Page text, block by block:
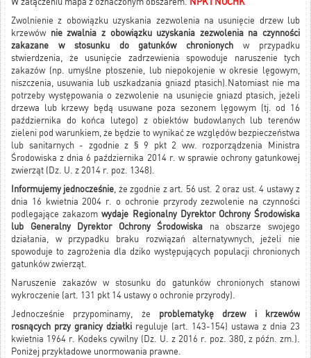
Zwolnienie z obowiązku uzyskania zezwolenia na usunięcie drzew lub
krzewów nie zwalnia z obowiązku uzyskania zezwolenia na czynności
zakazane w stosunku do gatunków chronionych w przypadku
stwierdzenia, że usunięcie zadrzewienia spowoduje naruszenie tych
zakazów (np. umyślne płoszenie, lub niepokojenie w okresie lęgowym,
niszczenia, usuwania lub uszkadzania gniazd ptasich).Natomiast nie ma
potrzeby występowania o zezwolenie na usunięcie gniazd ptasich, jeżeli
drzewa lub krzewy będą usuwane poza sezonem lęgowym (tj. od 16
października do końca lutego) z obiektów budowlanych lub terenów
zieleni pod warunkiem, że będzie to wynikać ze względów bezpieczeństwa
lub sanitarnych - zgodnie z § 9 pkt 2 ww. rozporządzenia Ministra
Środowiska z dnia 6 października 2014 r. w sprawie ochrony gatunkowej
zwierząt (Dz. U. z 2014 r. poz. 1348).
Informujemy jednocześnie, że zgodnie z art. 56 ust. 2 oraz ust. 4 ustawy z
dnia 16 kwietnia 2004 r. o ochronie przyrody zezwolenie na czynności
podlegające zakazomwydaje Regionalny Dyrektor Ochrony Środowiska
lub Generalny Dyrektor Ochrony Środowiska na obszarze swojego
działania, w przypadku braku rozwiązań alternatywnych, jeżeli nie
spowoduje to zagrożenia dla dziko występujących populacji chronionych
gatunków zwierząt.
Naruszenie zakazów w stosunku do gatunków chronionych stanowi
wykroczenie (art. 131 pkt 14 ustawy o ochronie przyrody).
Jednocześnie przypominamy, że problematykę drzew i krzewów
rosnących przy granicy działki reguluje (art. 143-154) ustawa z dnia 23
kwietnia 1964 r. Kodeks cywilny (Dz. U. z 2016 r. poz. 380, z późn. zm.).
Poniżej przykładowe unormowania prawne.